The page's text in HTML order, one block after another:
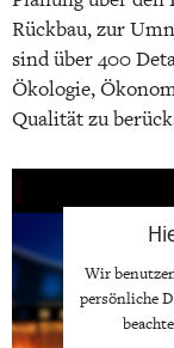
Rückbau, zur
sind über 400
Ökologie,
Qualität zu
Wir
persönliche